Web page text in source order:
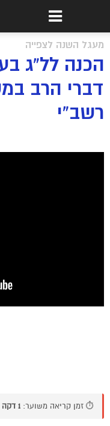
מעגל השנה לצפייה
הכנה לל”ג
דברי הרב
רשב”י
⏱️ זמן קריאה משוער: 1 דקה